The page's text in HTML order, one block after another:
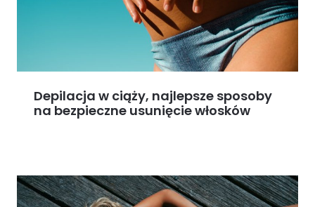
Depilacja w ciąży, najlepsze sposoby
na bezpieczne usunięcie włosków